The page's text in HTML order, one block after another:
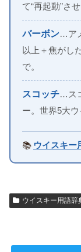
て“再起動”さ
バーボン…ア
以上＋焦がし
で。
スコッチ…ス
ー。世界5大
📚 ウイスキー
ウイスキー用語辞